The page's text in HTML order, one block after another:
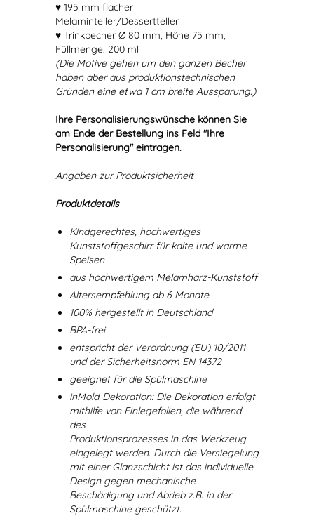
♥ 195 mm flacher
Melaminteller/Dessertteller
♥ Trinkbecher Ø 80 mm, Höhe 75 mm,
Füllmenge: 200 ml
(Die Motive gehen um den ganzen Becher
haben aber aus produktionstechnischen
Gründen eine etwa 1 cm breite Aussparung.)
Ihre Personalisierungswünsche können Sie
am Ende der Bestellung ins Feld "Ihre
Personalisierung" eintragen.
Angaben zur Produktsicherheit
Produktdetails
Kindgerechtes, hochwertiges
Kunststoffgeschirr für kalte und warme
Speisen
aus hochwertigem Melamharz-Kunststoff
Altersempfehlung ab 6 Monate
100% hergestellt in Deutschland
BPA-frei
entspricht der Verordnung (EU) 10/2011
und der Sicherheitsnorm EN 14372
geeignet für die Spülmaschine
inMold-Dekoration: Die Dekoration erfolgt
mithilfe von Einlegefolien, die während
des
Produktionsprozesses in das Werkzeug
eingelegt werden. Durch die Versiegelung
mit einer Glanzschicht ist das individuelle
Design gegen mechanische
Beschädigung und Abrieb z.B. in der
Spülmaschine geschützt.